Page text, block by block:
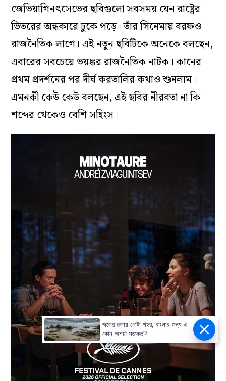
জেভিয়াগিনৎসেভের ছবিগুলো সবসময় যেন রাষ্ট্রের
ভিতরের অন্ধকারে ঢুকে পড়ে। তাঁর সিনেমায় বরফও
রাজনৈতিক লাগে। এই নতুন ছবিটিকে অনেকে বলছেন,
এবারের সবচেয়ে ভয়ঙ্কর রাজনৈতিক নাটক। কানের
প্রথম প্রদর্শনের পর দীর্ঘ করতালির কথাও শুনলাম।
এমনকী কেউ কেউ বলছেন, এই ছবির নীরবতা না কি
শব্দের থেকেও বেশি সহিংস।
জলের তলায় গোটা শহর, বাংলার জন্য এ
কোন অশনি সংকেত?